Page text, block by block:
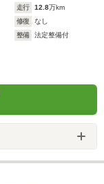
走行 12.8万km
修復
なし
整備
法定整備付